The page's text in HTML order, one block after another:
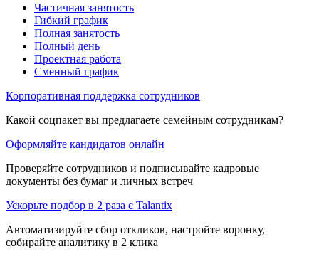
Частичная занятость
Гибкий график
Полная занятость
Полный день
Проектная работа
Сменный график
Корпоративная поддержка сотрудников
Какой соцпакет вы предлагаете семейным сотрудникам?
Оформляйте кандидатов онлайн
Проверяйте сотрудников и подписывайте кадровые
документы без бумаг и личных встреч
Ускорьте подбор в 2 раза с Talantix
Автоматизируйте сбор откликов, настройте воронку,
собирайте аналитику в 2 клика